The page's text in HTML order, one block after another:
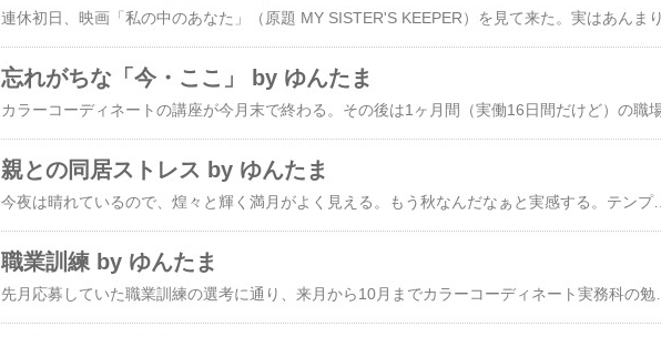
忘れがちな「今・ここ」 by ゆんたま
親との同居ストレス by ゆんたま
今夜は晴れているので、煌々と輝く満月がよく見える。もう秋なんだなぁと実感する。テンプレも秋らしい色に変えてみた。これまでこんな微妙な色は絶対に選ばなかった、というより私の視野には入らなかった色だ。カラーの勉強をしたせいで、きっと色の許容範囲が広がったんだと思う。ところで2週間前、大学時代のアルバイトで知り合った友人達と久しぶりに再会した。かれこれ30年近い付き合いになる。普段は年賀状のやりとり程度しかしていないのだけど、一人マメな人がいてくれるお蔭で、数年に一度会っている。今回は6～7年ぶりで、4人の内の3人が集まった。たまたま大阪に出てきていた熊本の友人は、20年近く勤めた東京での仕事を辞めて、今年の春から親元に引っ越したばかり。といっても、元々はご両親も関西で暮らしていたのが、お母さんの里である熊本に帰られたので、彼女もそこに帰ったというだけで、自分の生まれ故郷というわけではない。もう一人の友人は既婚だが、熊本の友人と私は独身で親と同居している。私達2人が盛り上がった話題は、親との同居はしんどい、ということだ。一度一人暮らしをすると、自分のペースというものが出来てしまう。それが親元に戻ると、食べる物も違えば生活の細々したやり方も違う。私は親元に戻ってから10年近くたつが、一人暮らしの時に飾っていた雑貨や本はいまだに引越しの時のダンボールに入ったままである。友人を呼ぶことも出来ない。親にとってはいつまでたっても子供は子供なので、親にその気はなくとも、こっちは監視されているような気がする。出かける時にはどこに行くのかとか誰と会うのかと聞かれることもあるし、夜に遊びに出かけたりセミナーや何かの集会に行くようなことも、今ではほとんどない。別に悪いことをするわけではないけど、理解してもらえなさそうな場合もあるし、一々説明するのが厄介なのだ。それなら最初から何もしない方がマシだという気になる。良いとか悪いとかいう話ではない。一言で言うと、ここは「親の家」であって「私の家」ではないのだ。だから、生家ではあるけれど、帰って何年立とうと私にとっては仮の宿でしかない。こんなことを親に説明しても理解はしてもらえないだろうし、角が立つので言わないけれど。熊本の友人は親と同居してまだ数ヶ月しか立っていないので、そんなストレスが溜まりまくっているようだ。わかるわかる。ヾ(^^;結婚している友人は一度も一人暮らしをしたことがないので、そういう感覚はわからないと言っていた。わからない人生の方が、きっと幸せなのだろうと思う。今通っている学校には30～40代の独身女性が結構多い。母子家庭の人もいる。彼女達とそういう話をすると、やっぱり親との同居は考えられないと言う。ある女性は、もちろんいつかは同居して面倒を見る覚悟は出来ているが、まだ元気な内はがんばって自力で生活してほしい、と言っていた。そうだよな、と思いながら、何年も一緒に暮らしていると、親が私を頼っているのもわかる。私がいなければいないでなんとかなるんだろうけどね。「スープが冷めない距離」とはよく言ったものだ。家庭があろうがなかろうが、親子の間はそれぐらいが一番良い距離かもしれない。**********************************************XOOPSマーケティングランド～XOOPSで簡単に作れる高機能ホームページ!～【スローライフスタイル禁煙倶楽部】電子タバコ
職業訓練 by ゆんたま
先月応募していた職業訓練の選考に通り、来月から10月までカラーコーディネート実務科の勉強が出来ることになった。＼(^^)／イラストレーターとフォトショップがちゃんと使えるようになりたいので、そういう勉強ができる講座を探したんだけど、中高年になると受講できる講座自体が極めて少ない。不公平だとは思うが、まぁ若年層の方がスキルが少ないのが普通だから無理もないか。数少ない講座の中にこの講座を見つけたものの、競争率2倍なので必ずしも受講できるとは限らず、ドキドキしながら待っていたら、運良く受講に適格と判断されたようだ。ラッキー♪(^^)v色彩の知識とイラレ、フォトショ、パワポ、ワード、ビルダーの使い方を教えてもらえるらしい。ワードやビルダーは今でも普通に使えるし、実を言うとパワポは先月、新しく登録した派遣会社の講習会に行ったので、スライド作成まで一通り出来るようになっている。でも復習出来るのはありがたいし、何よりイラレとフォトショを勉強できるのが嬉しい。これでＨＰやチラシや企画書全般の作成がカバーできる。もちろんたった4ヶ月なので基本的なことだけだろうけど、それでも独学でやってるのとは違うもんね。職業訓練を受けている間は失業手当が継続して出るし、その他に受講手当や通所手当というのも出る。受講手当はどれぐらいか忘れたけど、前に職業訓練を受けた時の通所手当は確か1日500円だった。お金をもらいながら勉強できて、その間に仕事を探せる。雇用環境が最悪のこの時期に、ありがたい話だ。この幸せに感謝。(-人-)でもすこーし、景気のどん底は脱したんだろうか。実家の商売を見ても、ほんの少しだけど、動きがあるような感じがする。株価や為替も動いているし、期待先行なのは間違いないが、この調子で少しずつ世界の景気が戻ってくれたら良いのに、と思う。だが、これまでの資本主義経済が行き詰まっていることは確かなので、このどん底が外科手術なら中途半端に終わらせず、まったく新しいコミュニティや新しい価値観（世界全体、地球全体がどうしたら幸せになれるかということを主体にした）が当然という時代に早くなってほしいと思う。**********************************************XOOPSマーケティングランド～Webコンサルティング「新規開拓支援」～【スローライフスタイル禁煙倶楽部】電子タバコ